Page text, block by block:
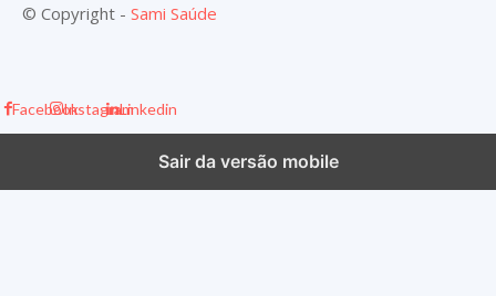
© Copyright - Sami Saúde
FacebookInstagramLinkedin
Sair da versão mobile